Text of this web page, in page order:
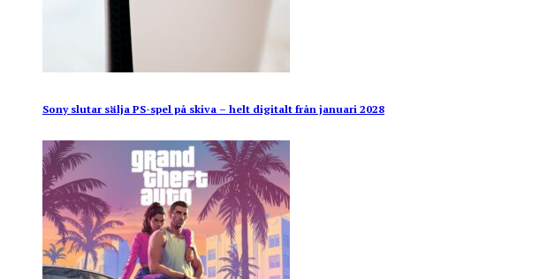
Sony slutar sälja PS-spel på skiva – helt digitalt från januari 2028